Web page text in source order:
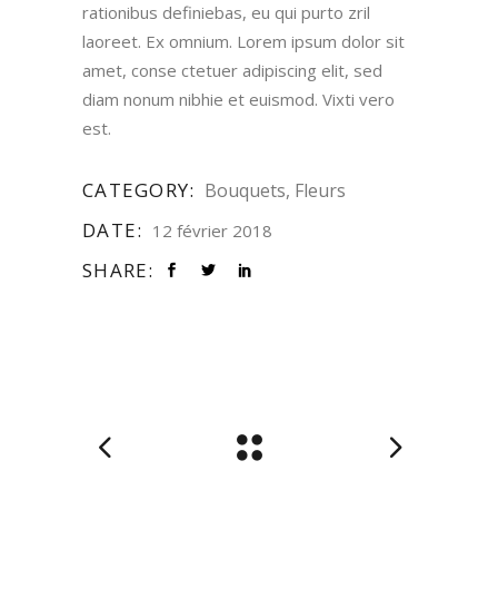
rationibus definiebas, eu qui purto zril
laoreet. Ex omnium. Lorem ipsum dolor sit
amet, conse ctetuer adipiscing elit, sed
diam nonum nibhie et euismod. Vixti vero
est.
CATEGORY: Bouquets Fleurs
DATE: 12 février 2018
SHARE: